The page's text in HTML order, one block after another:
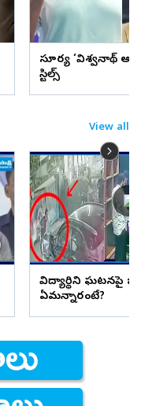
సూర్య ‘విశ్వనాథ్
స్టిల్స్
View all
విద్యార్థిని ఘటనపై
ఏమన్నారంటే?